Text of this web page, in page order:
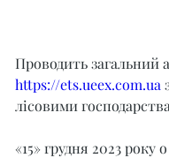
Проводить загальний
https://ets.ueex.com.ua
лісовими
«15» грудня 2023 року